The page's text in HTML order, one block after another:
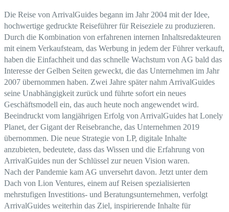
Die Reise von ArrivalGuides begann im Jahr 2004 mit der Idee,
hochwertige gedruckte Reiseführer für Reiseziele zu produzieren.
Durch die Kombination von erfahrenen internen Inhaltsredakteuren
mit einem Verkaufsteam, das Werbung in jedem der Führer verkauft,
haben die Einfachheit und das schnelle Wachstum von AG bald das
Interesse der Gelben Seiten geweckt, die das Unternehmen im Jahr
2007 übernommen haben. Zwei Jahre später nahm ArrivalGuides
seine Unabhängigkeit zurück und führte sofort ein neues
Geschäftsmodell ein, das auch heute noch angewendet wird.
Beeindruckt vom langjährigen Erfolg von ArrivalGuides hat Lonely
Planet, der Gigant der Reisebranche, das Unternehmen 2019
übernommen. Die neue Strategie von LP, digitale Inhalte
anzubieten, bedeutete, dass das Wissen und die Erfahrung von
ArrivalGuides nun der Schlüssel zur neuen Vision waren.
Nach der Pandemie kam AG unversehrt davon. Jetzt unter dem
Dach von Lion Ventures, einem auf Reisen spezialisierten
mehrstufigen Investitions- und Beratungsunternehmen, verfolgt
ArrivalGuides weiterhin das Ziel, inspirierende Inhalte für